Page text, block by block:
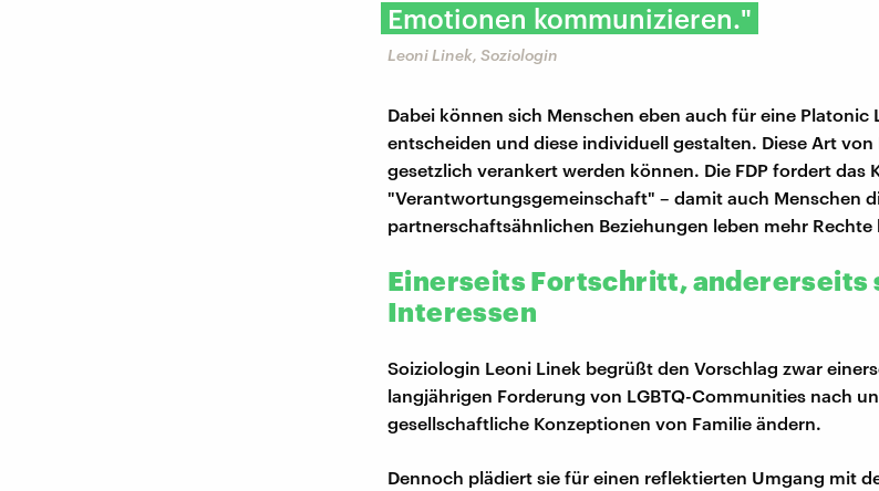
Emotionen kommunizieren."
Leoni Linek, Soziologin
Dabei können sich Menschen eben auch für eine Platonic
entscheiden und diese individuell gestalten. Diese Art
gesetzlich verankert werden können. Die FDP fordert das
"Verantwortungsgemeinschaft" – damit auch Menschen
partnerschaftsähnlichen Beziehungen leben mehr Rechte
Einerseits Fortschritt, andererseits
Interessen
Soiziologin Leoni Linek begrüßt den Vorschlag zwar
langjährigen Forderung von LGBTQ-Communities nach
gesellschaftliche Konzeptionen von Familie ändern.
Dennoch plädiert sie für einen reflektierten Umgang mit